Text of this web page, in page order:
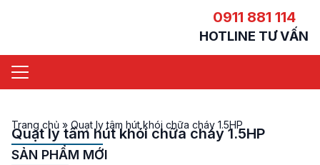
0911 881 114
HOTLINE TƯ VẤN
Trang chủ » Quạt ly tâm hút khói chữa cháy 1.5HP
Quạt ly tâm hút khói chữa cháy 1.5HP
SẢN PHẨM MỚI